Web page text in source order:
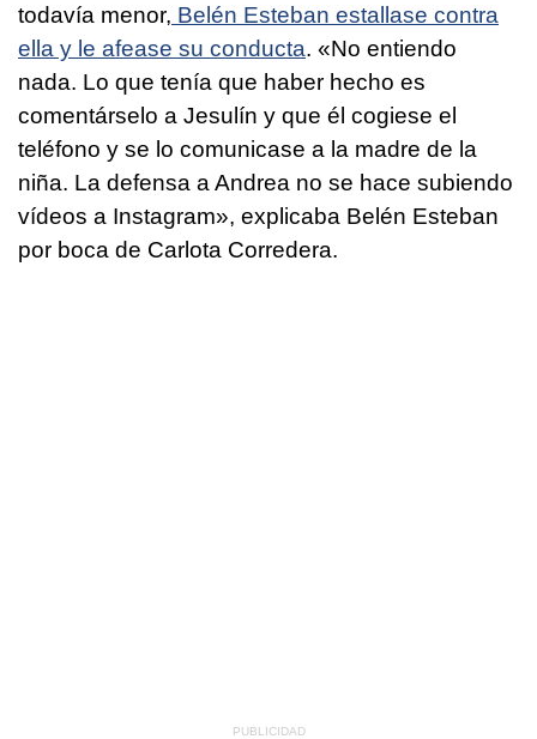
todavía menor, Belén Esteban estallase contra
ella y le afease su conducta. «No entiendo
nada. Lo que tenía que haber hecho es
comentárselo a Jesulín y que él cogiese el
teléfono y se lo comunicase a la madre de la
niña. La defensa a Andrea no se hace subiendo
vídeos a Instagram», explicaba Belén Esteban
por boca de Carlota Corredera.